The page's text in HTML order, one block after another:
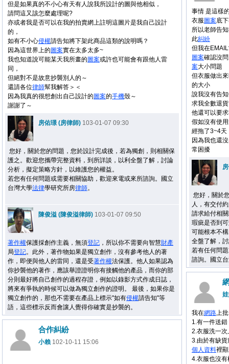
但是如果真的不小心有天有人說我所設計的圖與他相似，
請問這又該怎麼處理呢?
亦或者我是否可以在我的拍賣網上註明這圖片是我自己設計
的，
如有不小心侵權請告知將下架此商品這類的說明嗎？
因為這世界上的 圖案實在太多太多~
我也知道說可能某天我所畫的 圖案或許也可能會有跟他人雷
同，
但絕對不是故意抄襲別人的～
還請各位律師幫我解答＞＜
因為我真的很想創出自己設計的 圖案的手機殼～
謝謝了～
房佑璟 (房律師) 103-01-07 09:30
您好，關於您的問題，您於設計完成後，若為獨創，則相關保
護之。歡迎您攜帶完整資料，到所詳談，以利全盤了解，討論
分析，擬定策略方針，以維護您的權益。
若您有任何問題或需要相關協助，歡迎來電或來所諮詢。國立
台灣大學法律學研究所房律師。
陳俊溢 (陳俊溢律師) 103-01-07 09:50
著作權保護採創作主義，無須登記 ，所以你不需要向智慧財產
局登記。此外，著作物如果是獨立創作，沒有參考他人的著
作，即便與他人的雷同，還是受著作權法保護。他人如果認為
你抄襲他的著作，應該舉證證明你有接觸他的產品，而你的部
分則最好將自己創作的過程存證，例如以錄影方式作成日誌，
將來有爭執的時候可以做為獨立創作的證明。 最後，如果你是
獨立創作的，那也不需要在產品上標示"如有侵權請告知"等
語，這些標示反而會讓人覺得你確實是抄襲的。
事情 是這樣
衣服 圖案底
所以老師告
此糾紛
但我在
圖案確認沒
案大小問題
但衣服做出
的大小
說我沒有告
求我全數退
他還可以要
假如沒有使
經拖了3~4天
因為我也還
常困擾
您好，關於
人，有交付
請求給付相
瑕疵是否到
可能根本不
全盤了解，
若有任何問
諮詢。國立
我在網路上
1.有一件送錯
2.衣服洗一次
3.由於有缺
個人資料裡
4.衣服也沒
合作糾紛
小賴 102-10-11 15:06